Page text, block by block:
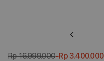
Previous
Rp 16.999.000-Rp 3.400.000